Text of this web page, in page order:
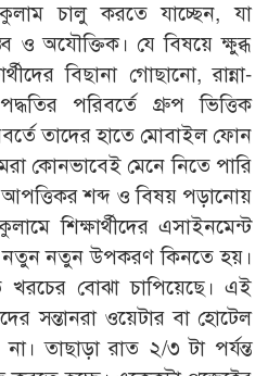
চালু করতে যাচ্ছেন, যা
ও অযৌক্তিক। যে বিষয়ে ক্ষুব্ধ
বিছানা গোছানো, রান্না-
পরিবর্তে গ্রুপ ভিত্তিক
তাদের হাতে মোবাইল ফোন
কোনভাবেই মেনে নিতে পারি
আপত্তিকর শব্দ ও বিষয় পড়ানোয়
শিক্ষার্থীদের এসাইনমেন্ট
নতুন নতুন উপকরণ কিনতে হয়।
বোঝা চাপিয়েছে। এই
সন্তানরা ওয়েটার বা হোটেল
তাছাড়া রাত ২/৩ টা পর্যন্ত